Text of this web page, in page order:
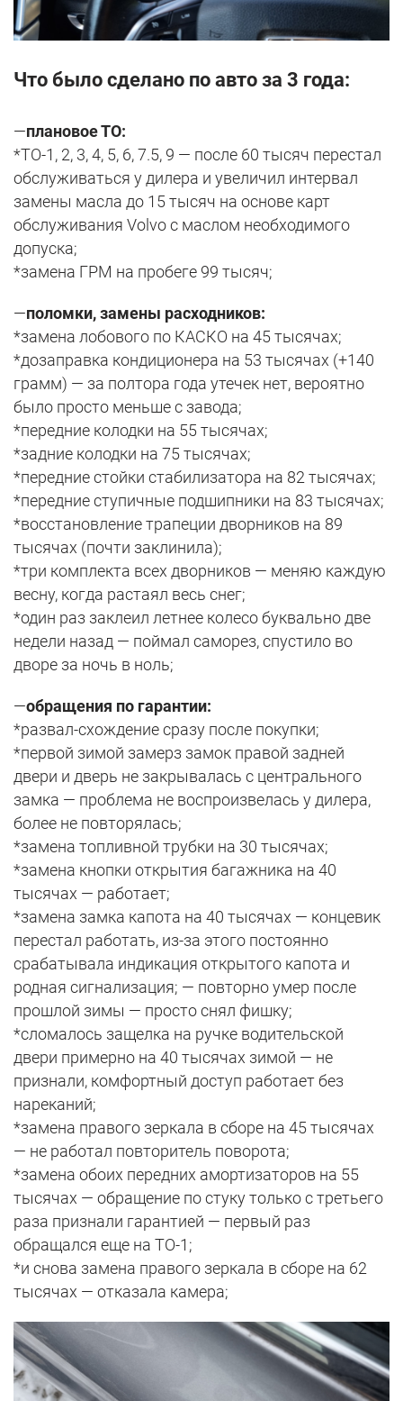
Что было сделано по авто за 3 года:
—плановое ТО:
*ТО-1, 2, 3, 4, 5, 6, 7.5, 9 — после 60 тысяч перестал
обслуживаться у дилера и увеличил интервал
замены масла до 15 тысяч на основе карт
обслуживания Volvo с маслом необходимого
допуска;
*замена ГРМ на пробеге 99 тысяч;
—поломки, замены расходников:
*замена лобового по КАСКО на 45 тысячах;
*дозаправка кондиционера на 53 тысячах (+140
грамм) — за полтора года утечек нет, вероятно
было просто меньше с завода;
*передние колодки на 55 тысячах;
*задние колодки на 75 тысячах;
*передние стойки стабилизатора на 82 тысячах;
*передние ступичные подшипники на 83 тысячах;
*восстановление трапеции дворников на 89
тысячах (почти заклинила);
*три комплекта всех дворников — меняю каждую
весну, когда растаял весь снег;
*один раз заклеил летнее колесо буквально две
недели назад — поймал саморез, спустило во
дворе за ночь в ноль;
—обращения по гарантии:
*развал-схождение сразу после покупки;
*первой зимой замерз замок правой задней
двери и дверь не закрывалась с центрального
замка — проблема не воспроизвелась у дилера,
более не повторялась;
*замена топливной трубки на 30 тысячах;
*замена кнопки открытия багажника на 40
тысячах — работает;
*замена замка капота на 40 тысячах — концевик
перестал работать, из-за этого постоянно
срабатывала индикация открытого капота и
родная сигнализация; — повторно умер после
прошлой зимы — просто снял фишку;
*сломалось защелка на ручке водительской
двери примерно на 40 тысячах зимой — не
признали, комфортный доступ работает без
нареканий;
*замена правого зеркала в сборе на 45 тысячах
— не работал повторитель поворота;
*замена обоих передних амортизаторов на 55
тысячах — обращение по стуку только с третьего
раза признали гарантией — первый раз
обращался еще на ТО-1;
*и снова замена правого зеркала в сборе на 62
тысячах — отказала камера;